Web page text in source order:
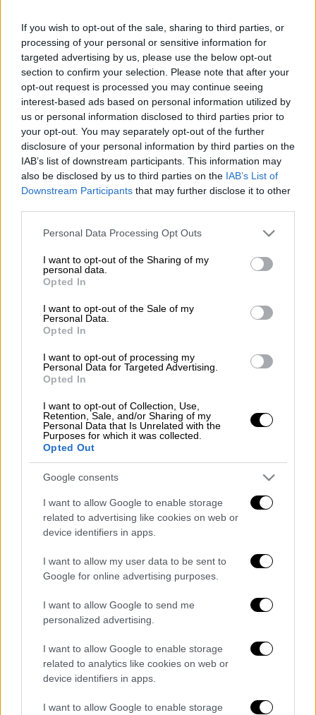
If you wish to opt-out of the sale, sharing to third parties, or
processing of your personal or sensitive information for
targeted advertising by us, please use the below opt-out
section to confirm your selection. Please note that after your
opt-out request is processed you may continue seeing
interest-based ads based on personal information utilized by
us or personal information disclosed to third parties prior to
your opt-out. You may separately opt-out of the further
disclosure of your personal information by third parties on the
IAB’s list of downstream participants. This information may
also be disclosed by us to third parties on the IAB’s List of
Downstream Participants that may further disclose it to other
Please note that this website/app uses one or more Google
not limited to your visit or usage behaviour. You may click to
grant or deny consent to Google and its third-party tags to
use your data for below specified purposes in below Google
consent section.
Personal Data Processing Opt Outs
I want to opt-out of the Sharing of my
personal data.
Opted In
I want to opt-out of the Sale of my
Personal Data.
Opted In
I want to opt-out of processing my
Personal Data for Targeted Advertising.
Opted In
I want to opt-out of Collection, Use,
Retention, Sale, and/or Sharing of my
Personal Data that Is Unrelated with the
Purposes for which it was collected.
Opted Out
Google consents
I want to allow Google to enable storage
related to advertising like cookies on web or
device identifiers in apps.
I want to allow my user data to be sent to
Google for online advertising purposes.
I want to allow Google to send me
personalized advertising.
I want to allow Google to enable storage
related to analytics like cookies on web or
device identifiers in apps.
I want to allow Google to enable storage
Προσθέστε το ΕΘΝΟΣ στη Google
ΟΤζον Λέτζεντ (John Legend) έδωσε
συναυλίες σε δύο υποβλητικές τοποθεσίες
στην Ιταλία, στις Θέρμες του Καρακάλλα στη
Ρώμη και στο αμφιθέατρο της Πομπηίας.
Ο Αμερικανός τραγουδιστής και
τραγουδοποιός στο πλαίσιο της περιοδείας
του «An Evening With John Legend – A Night
Of Songs And Stories»εμφανίστηκε στη
σκηνή με μοναδική συνοδεία ένα πιάνο με
προσφέρουν μια εικόνα για τη ζωή του
καλλιτέχνη και για όσα τον ενέπνευσαν να
γίνει ο θρύλος της μουσικής που είναι τώρα.
Το κοινό είχε την ευκαιρία να απολαύσει τις
επιτυχίες του All of Me, Ordinary People,
Tonightκαι απροσδόκητα ανέκδοτα από τη
ζωή και την καριέρα του τραγουδιστή, καθώς
και επιλογές από το πιο πρόσφατο άλμπουμ
του Legend (Nervous, Wonder Woman).
Ο βραβευμένος με
Tony (EGOT)και αναγνωρισμένους από τους
κριτικούς Τζον Λέτζεντ έχει κερδίσει 12
βραβεία Grammy, ένα Όσκαρ, μία Χρυσή
Σφαίρα, ένα βραβείο Tony και ένα βραβείο
Τα σχολιά σας δημοσιεύονται άμεσα με δική σας ευθύνη. Το
ΕΘΝΟΣ θα παρεμβαίνει και τα προσβλητικά σχόλια θα
διαγράφονται